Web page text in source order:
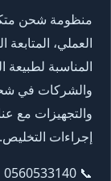
منظومة شحن
العملي،
المناسبة لطبيعة
والشركات في شحن
والتجهيزات مع
إجراءات التخليص.
📞
0560533140